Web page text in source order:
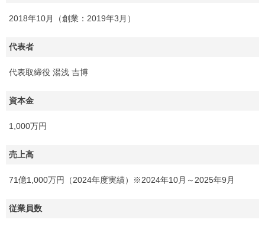
2018年10月（創業：2019年3月）
代表者
代表取締役 湯浅 吉博
資本金
1,000万円
売上高
71億1,000万円（2024年度実績）※2024年10月～2025年9月
従業員数